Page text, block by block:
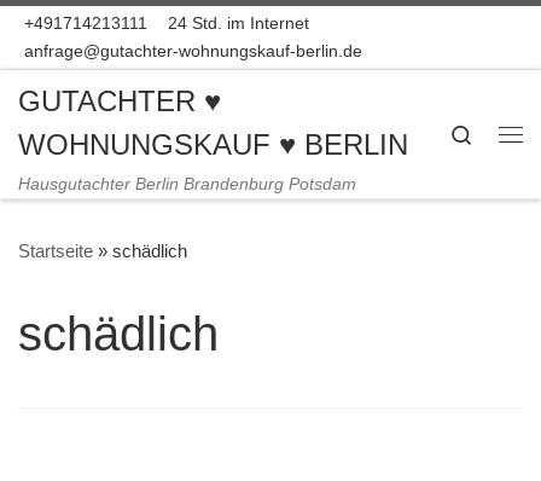
Zum Inhalt springen
+491714213111
24 Std. im Internet
anfrage@gutachter-wohnungskauf-berlin.de
GUTACHTER ♥
WOHNUNGSKAUF ♥ BERLIN
Hausgutachter Berlin Brandenburg Potsdam
Search
Startseite » schädlich
schädlich